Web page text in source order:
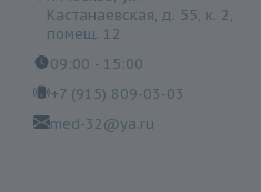
Кастанаевская, д. 55, к. 2,
помещ. 12
09:00 - 15:00
+7 (915) 809-03-03
med-32@ya.ru